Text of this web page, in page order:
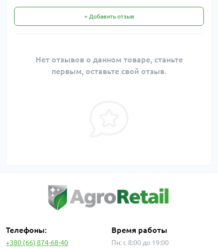
+ Добавить отзыв
Нет отзывов о данном товаре, станьте
первым, оставьте свой отзыв.
Телефоны:
+380 (66) 874-68-40
Время работы
Пн: с 8:00 до 19:00